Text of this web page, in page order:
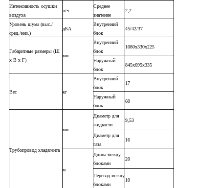
Интенсивность осушки
воздуха
л/ч
Среднее
значение
2,2
Уровень шума (выс./
сред./низ.)
дБА
Внутренний
блок
45/42/37
Габаритные размеры (Ш
х В х Г)
мм
Внутренний
блок
1080x330x225
Наружный
блок
845x695x335
Вес кг
Внутренний
блок
17
Наружный
блок
60
Трубопровод хладагента
мм
Диаметр для
жидкости
9,53
Диаметр для
газа
16
м
Длина между
блоками
20
Перепад между
блоками
10